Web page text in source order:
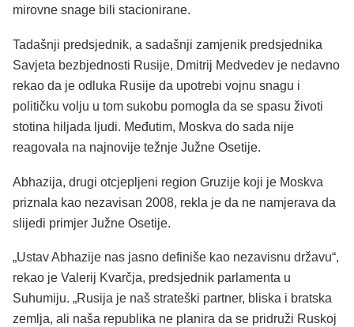
mirovne snage bili stacionirane.
Tadašnji predsjednik, a sadašnji zamjenik predsjednika
Savjeta bezbjednosti Rusije, Dmitrij Medvedev je nedavno
rekao da je odluka Rusije da upotrebi vojnu snagu i
političku volju u tom sukobu pomogla da se spasu životi
stotina hiljada ljudi. Međutim, Moskva do sada nije
reagovala na najnovije težnje Južne Osetije.
Abhazija, drugi otcjepljeni region Gruzije koji je Moskva
priznala kao nezavisan 2008, rekla je da ne namjerava da
slijedi primjer Južne Osetije.
„Ustav Abhazije nas jasno definiše kao nezavisnu državu“,
rekao je Valerij Kvarčja, predsjednik parlamenta u
Suhumiju. „Rusija je naš strateški partner, bliska i bratska
zemlja, ali naša republika ne planira da se pridruži Ruskoj